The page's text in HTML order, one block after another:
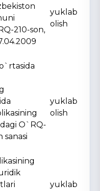
210-son,
yuklab
olish
O`RQ-
sanasi
yuklab
olish
yuklab